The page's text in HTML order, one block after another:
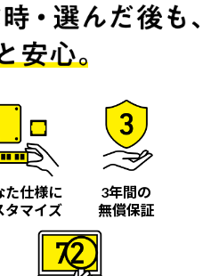
た仕様に
タマイズ
3年間の
無償保証